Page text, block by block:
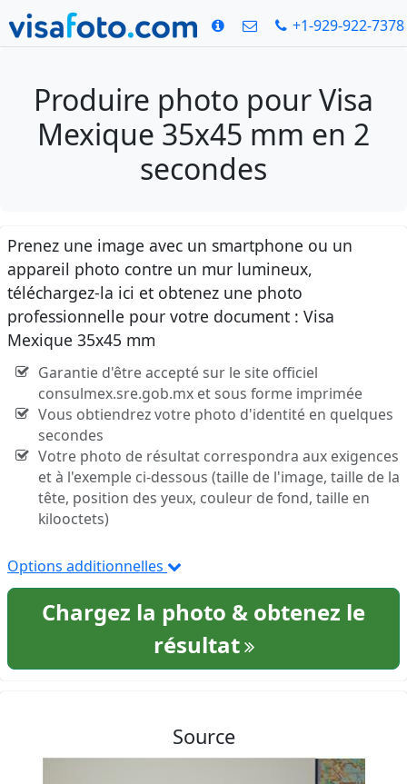
+1-929-922-7378
Produire photo pour Visa
Mexique 35x45 mm en 2
secondes
Prenez une image avec un smartphone ou un
appareil photo contre un mur lumineux,
téléchargez-la ici et obtenez une photo
professionnelle pour votre document : Visa
Mexique 35x45 mm
Garantie d'être accepté sur le site officiel
consulmex.sre.gob.mx et sous forme imprimée
Vous obtiendrez votre photo d'identité en quelques
secondes
Votre photo de résultat correspondra aux exigences
et à l'exemple ci-dessous (taille de l'image, taille de la
tête, position des yeux, couleur de fond, taille en
kilooctets)
Options additionnelles
Chargez la photo & obtenez le
résultat
Source